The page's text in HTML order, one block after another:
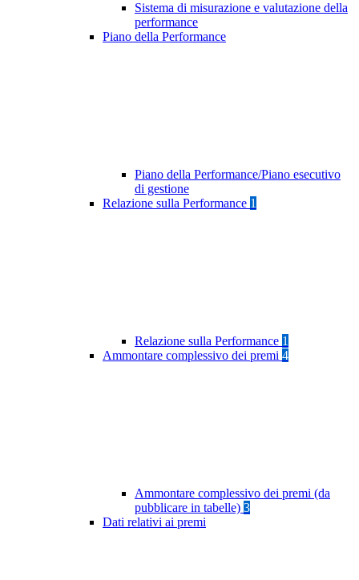
Sistema di misurazione e valutazione della
performance
Piano della Performance
Piano della Performance/Piano esecutivo
di gestione
Relazione sulla Performance 1
Relazione sulla Performance 1
Ammontare complessivo dei premi 4
Ammontare complessivo dei premi (da
pubblicare in tabelle) 3
Dati relativi ai premi